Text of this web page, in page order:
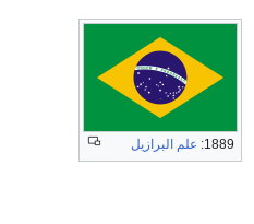
1889: علم البرازيل